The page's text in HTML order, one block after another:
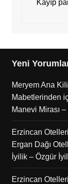
Kayıp
Yeni
Meryem Ana
Mabetlerinden
Manevi Mirası
Erzincan
Ergan Dağı
İyilik – Özgür
Erzincan